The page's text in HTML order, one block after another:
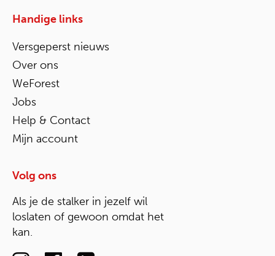
Handige links
Versgeperst nieuws
Over ons
WeForest
Jobs
Help & Contact
Mijn account
Volg ons
Als je de stalker in jezelf wil
loslaten of gewoon omdat het
kan.